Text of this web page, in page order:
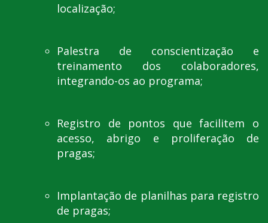
localização;
Palestra de conscientização e
treinamento dos colaboradores,
integrando-os ao programa;
Registro de pontos que facilitem o
acesso, abrigo e proliferação de
pragas;
Implantação de planilhas para registro
de pragas;